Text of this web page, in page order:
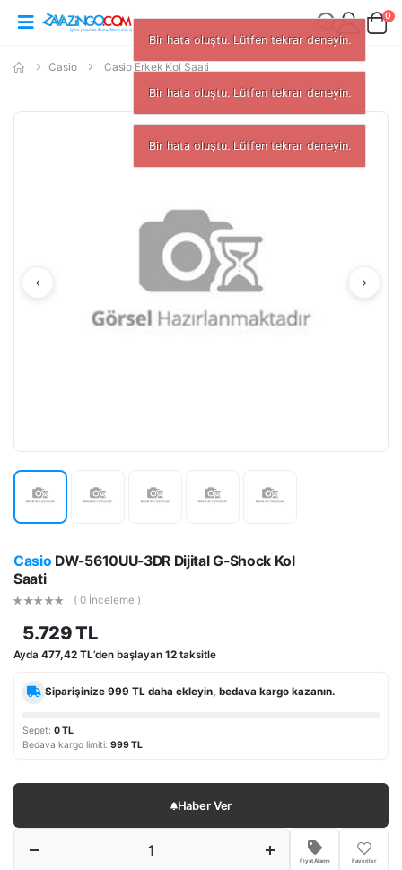
0
Casio Casio Erkek Kol Saati
Casio DW-5610UU-3DR Dijital G-Shock Kol
Saati
( 0 İnceleme )
5.729 TL
Ayda 477,42 TL’den başlayan 12 taksitle
Siparişinize999 TL daha ekleyin, bedava kargo kazanın.
Sepet: 0 TL
Bedava kargo limiti: 999 TL
Haber Ver
Fiyat Alarmı Favoriler
Bir hata oluştu. Lütfen
Bir hata oluştu.